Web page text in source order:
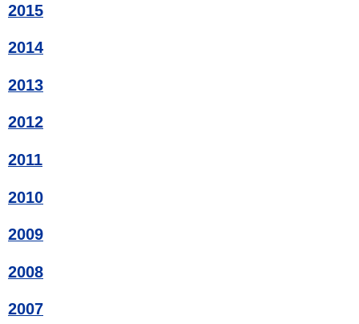
2015
2014
2013
2012
2011
2010
2009
2008
2007